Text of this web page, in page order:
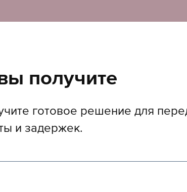
получите
готовое решение для
и задержек.